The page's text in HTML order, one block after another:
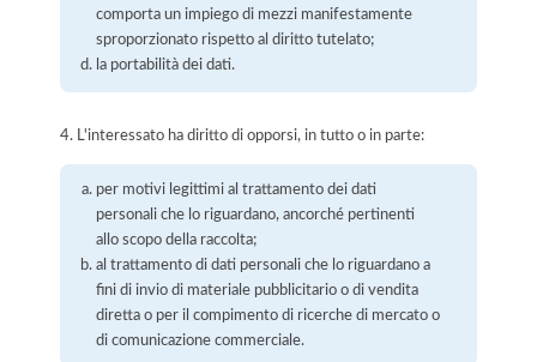
comporta un impiego di mezzi manifestamente
sproporzionato rispetto al diritto tutelato;
la portabilità dei dati.
4. L'interessato ha diritto di opporsi, in tutto o in parte:
per motivi legittimi al trattamento dei dati
personali che lo riguardano, ancorché pertinenti
allo scopo della raccolta;
al trattamento di dati personali che lo riguardano a
fini di invio di materiale pubblicitario o di vendita
diretta o per il compimento di ricerche di mercato o
di comunicazione commerciale.